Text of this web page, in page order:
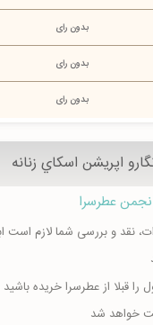
بدون رای
بدون رای
بدون رای
اپريشن اسكاي زنانه
عطرسرا
نقد و بررسی شما لازم است
قبلا از عطرسرا خریده
خواهد شد